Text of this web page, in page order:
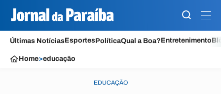
Últimas NotíciasEsportesPolíticaQual a Boa?Entretenimento
Home>educação
EDUCAÇÃO